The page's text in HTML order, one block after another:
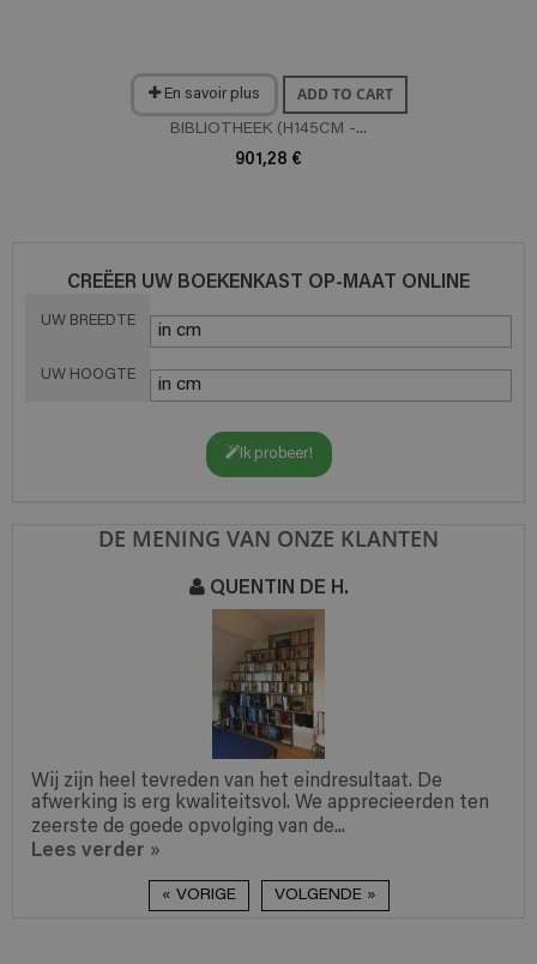
En savoir plus ADD TO CART
BIBLIOTHEEK (H145CM -...
901,28 €
CREËER UW BOEKENKAST OP-MAAT ONLINE
UW BREEDTE
UW HOOGTE
Ik probeer!
DE MENING VAN ONZE KLANTEN
QUENTIN DE H.
Wij zijn heel tevreden van het eindresultaat. De
afwerking is erg kwaliteitsvol. We apprecieerden ten
zeerste de goede opvolging van de...
Lees verder »
« VORIGE VOLGENDE »